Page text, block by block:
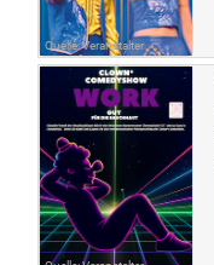
Quelle: Veranstalter